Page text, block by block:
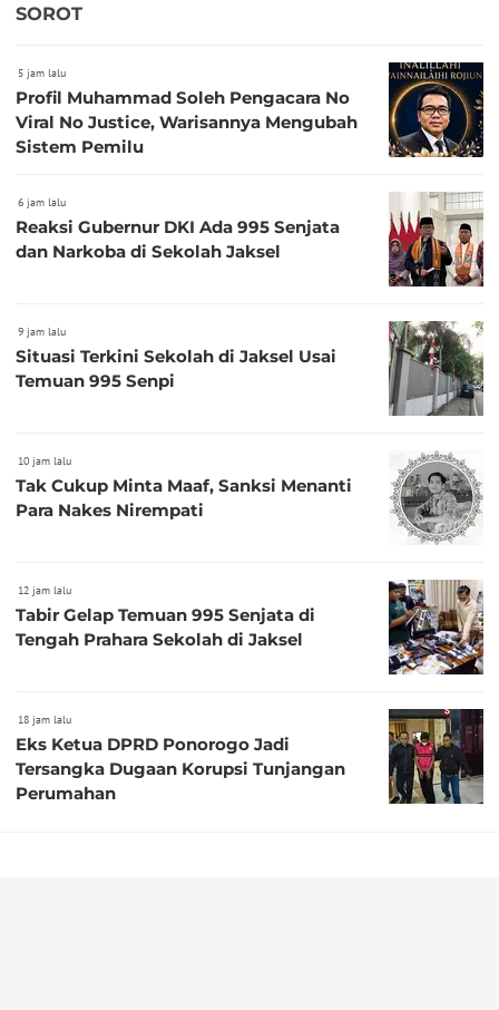
SOROT
5 jam lalu
Profil Muhammad Soleh Pengacara No
Viral No Justice, Warisannya Mengubah
Sistem Pemilu
6 jam lalu
Reaksi Gubernur DKI Ada 995 Senjata
dan Narkoba di Sekolah Jaksel
9 jam lalu
Situasi Terkini Sekolah di Jaksel Usai
Temuan 995 Senpi
10 jam lalu
Tak Cukup Minta Maaf, Sanksi Menanti
Para Nakes Nirempati
12 jam lalu
Tabir Gelap Temuan 995 Senjata di
Tengah Prahara Sekolah di Jaksel
18 jam lalu
Eks Ketua DPRD Ponorogo Jadi
Tersangka Dugaan Korupsi Tunjangan
Perumahan